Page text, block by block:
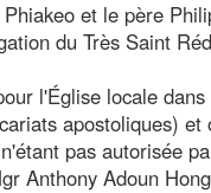
et le père
du Très Saint
l'Église locale
apostoliques) et
pas autorisée
Anthony Adoun